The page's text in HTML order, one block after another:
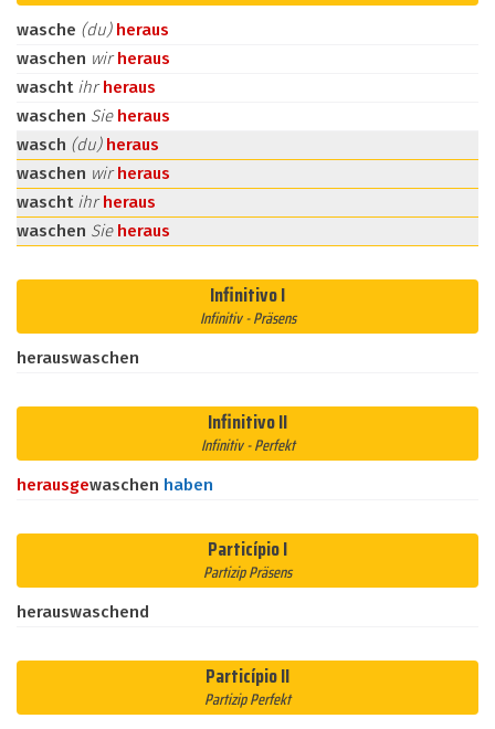
wasche (du) heraus
waschen wirheraus
wascht ihrheraus
waschen Sie heraus
wasch (du) heraus
waschen wirheraus
wascht ihrheraus
waschen Sie heraus
Infinitivo I
Infinitiv - Präsens
herauswaschen
Infinitivo II
Infinitiv - Perfekt
herausgewaschen haben
Particípio I
Partizip Präsens
herauswaschend
Particípio II
Partizip Perfekt